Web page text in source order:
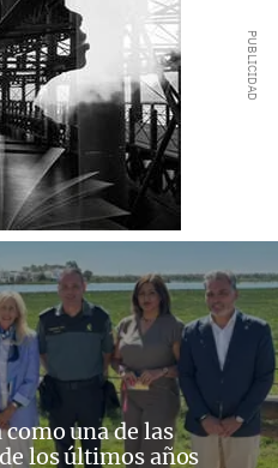
una de las
los últimos años